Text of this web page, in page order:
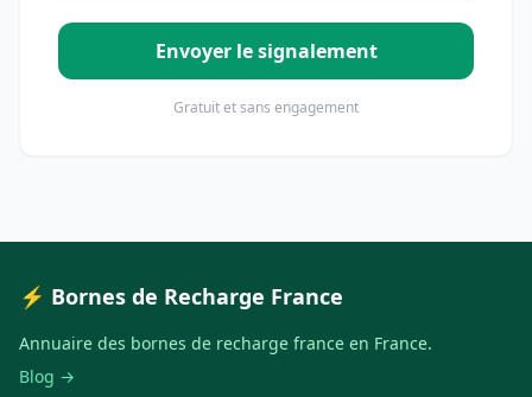
Envoyer le signalement
Gratuit et sans engagement
⚡ Bornes de Recharge France
Annuaire des bornes de recharge france en France.
Blog →